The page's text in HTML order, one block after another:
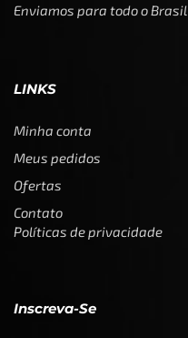
Enviamos para todo o Brasil
LINKS
Minha conta
Meus pedidos
Ofertas
Contato
Políticas de privacidade
Inscreva-Se